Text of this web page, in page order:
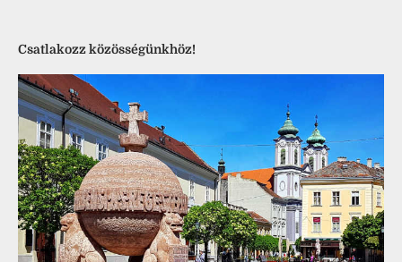
Csatlakozz közösségünkhöz!